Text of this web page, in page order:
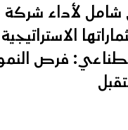
شامل لأداء شركة
فرص